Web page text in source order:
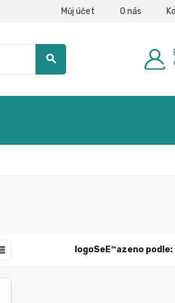
Můj účet O nás
search
logoSeЕ™azeno podle: